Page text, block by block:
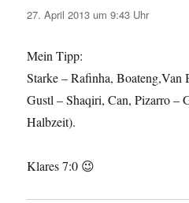
27. April 2013 um 9:43 Uhr
Mein Tipp:
Starke – Rafinha, Boateng,Van
Gustl – Shaqiri, Can, Pizarro –
Halbzeit).
Klares 7:0 😉